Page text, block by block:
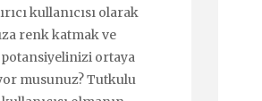
kullanıcısı olarak
renk katmak ve
potansiyelinizi ortaya
musunuz? Tutkulu